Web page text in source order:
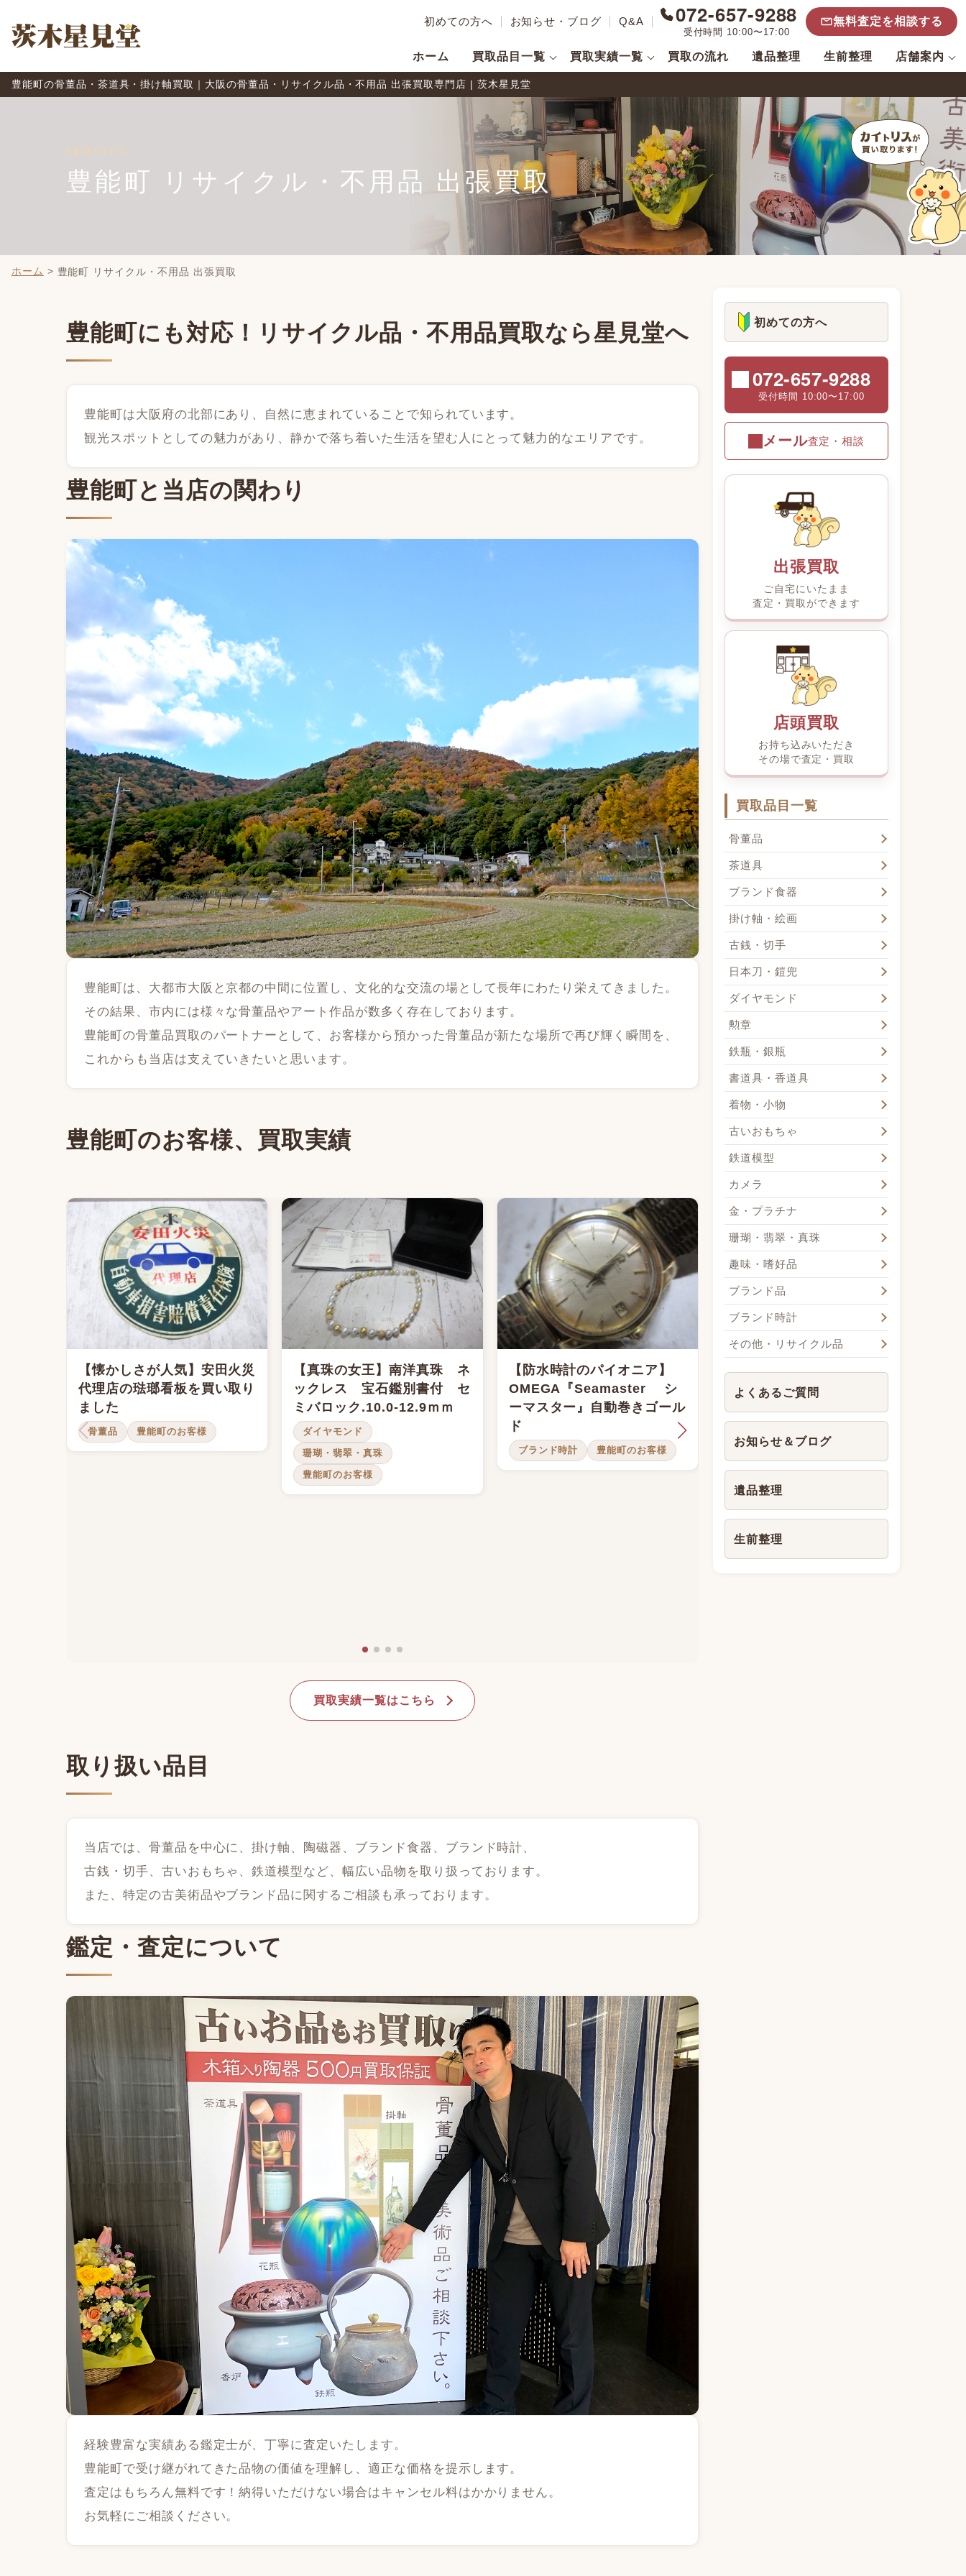
初めての方へ お知らせ・ブログ Q&A 072-657-9288
受付時間 10:00〜17:00
無料査定を相談する
ホーム 買取品目一覧 買取実績一覧 買取の流れ 遺品整理 生前整理 店舗案内
豊能町の骨董品・茶道具・掛け軸買取｜大阪の骨董品・リサイクル品・不用品 出張買取専門店 | 茨木星見堂
SERVICE
豊能町 リサイクル・不用品 出張買取
ホーム > 豊能町 リサイクル・不用品 出張買取
豊能町にも対応！リサイクル品・不用品買取なら星見堂へ
豊能町は大阪府の北部にあり、自然に恵まれていることで知られています。
観光スポットとしての魅力があり、静かで落ち着いた生活を望む人にとって魅力的なエリアです。
豊能町と当店の関わり
豊能町は、大都市大阪と京都の中間に位置し、文化的な交流の場として長年にわたり栄えてきました。
その結果、市内には様々な骨董品やアート作品が数多く存在しております。
豊能町の骨董品買取のパートナーとして、お客様から預かった骨董品が新たな場所で再び輝く瞬間を、
これからも当店は支えていきたいと思います。
豊能町のお客様、買取実績
【懐かしさが人気】安田火災
代理店の琺瑯看板を買い取り
ました
骨董品 豊能町のお客様
【真珠の女王】南洋真珠 ネ
ックレス 宝石鑑別書付 セ
ミバロック.10.0-12.9ｍｍ
ダイヤモンド
珊瑚・翡翠・真珠
豊能町のお客様
【防水時計のパイオニア】
OMEGA『Seamaster シ
ーマスター』自動巻きゴール
ド
ブランド時計 豊能町のお客様
【絵柄がひとつひとつ異な
る】リチャードジノリ イタ
リアンフルーツ オーバル
プレート４枚
ブランド食器 豊能町のお客様
買取実績一覧はこちら
取り扱い品目
当店では、骨董品を中心に、掛け軸、陶磁器、ブランド食器、ブランド時計、
古銭・切手、古いおもちゃ、鉄道模型など、幅広い品物を取り扱っております。
また、特定の古美術品やブランド品に関するご相談も承っております。
鑑定・査定について
経験豊富な実績ある鑑定士が、丁寧に査定いたします。
豊能町で受け継がれてきた品物の価値を理解し、適正な価格を提示します。
査定はもちろん無料です！納得いただけない場合はキャンセル料はかかりません。
お気軽にご相談ください。
初めての方へ
072-657-9288
受付時間 10:00〜17:00
メール査定・相談
出張買取
ご自宅にいたまま
査定・買取ができます
店頭買取
お持ち込みいただき
その場で査定・買取
買取品目一覧
骨董品
茶道具
ブランド食器
掛け軸・絵画
古銭・切手
日本刀・鎧兜
ダイヤモンド
勲章
鉄瓶・銀瓶
書道具・香道具
着物・小物
古いおもちゃ
鉄道模型
カメラ
金・プラチナ
珊瑚・翡翠・真珠
趣味・嗜好品
ブランド品
ブランド時計
その他・リサイクル品
よくあるご質問
お知らせ＆ブログ
遺品整理
生前整理